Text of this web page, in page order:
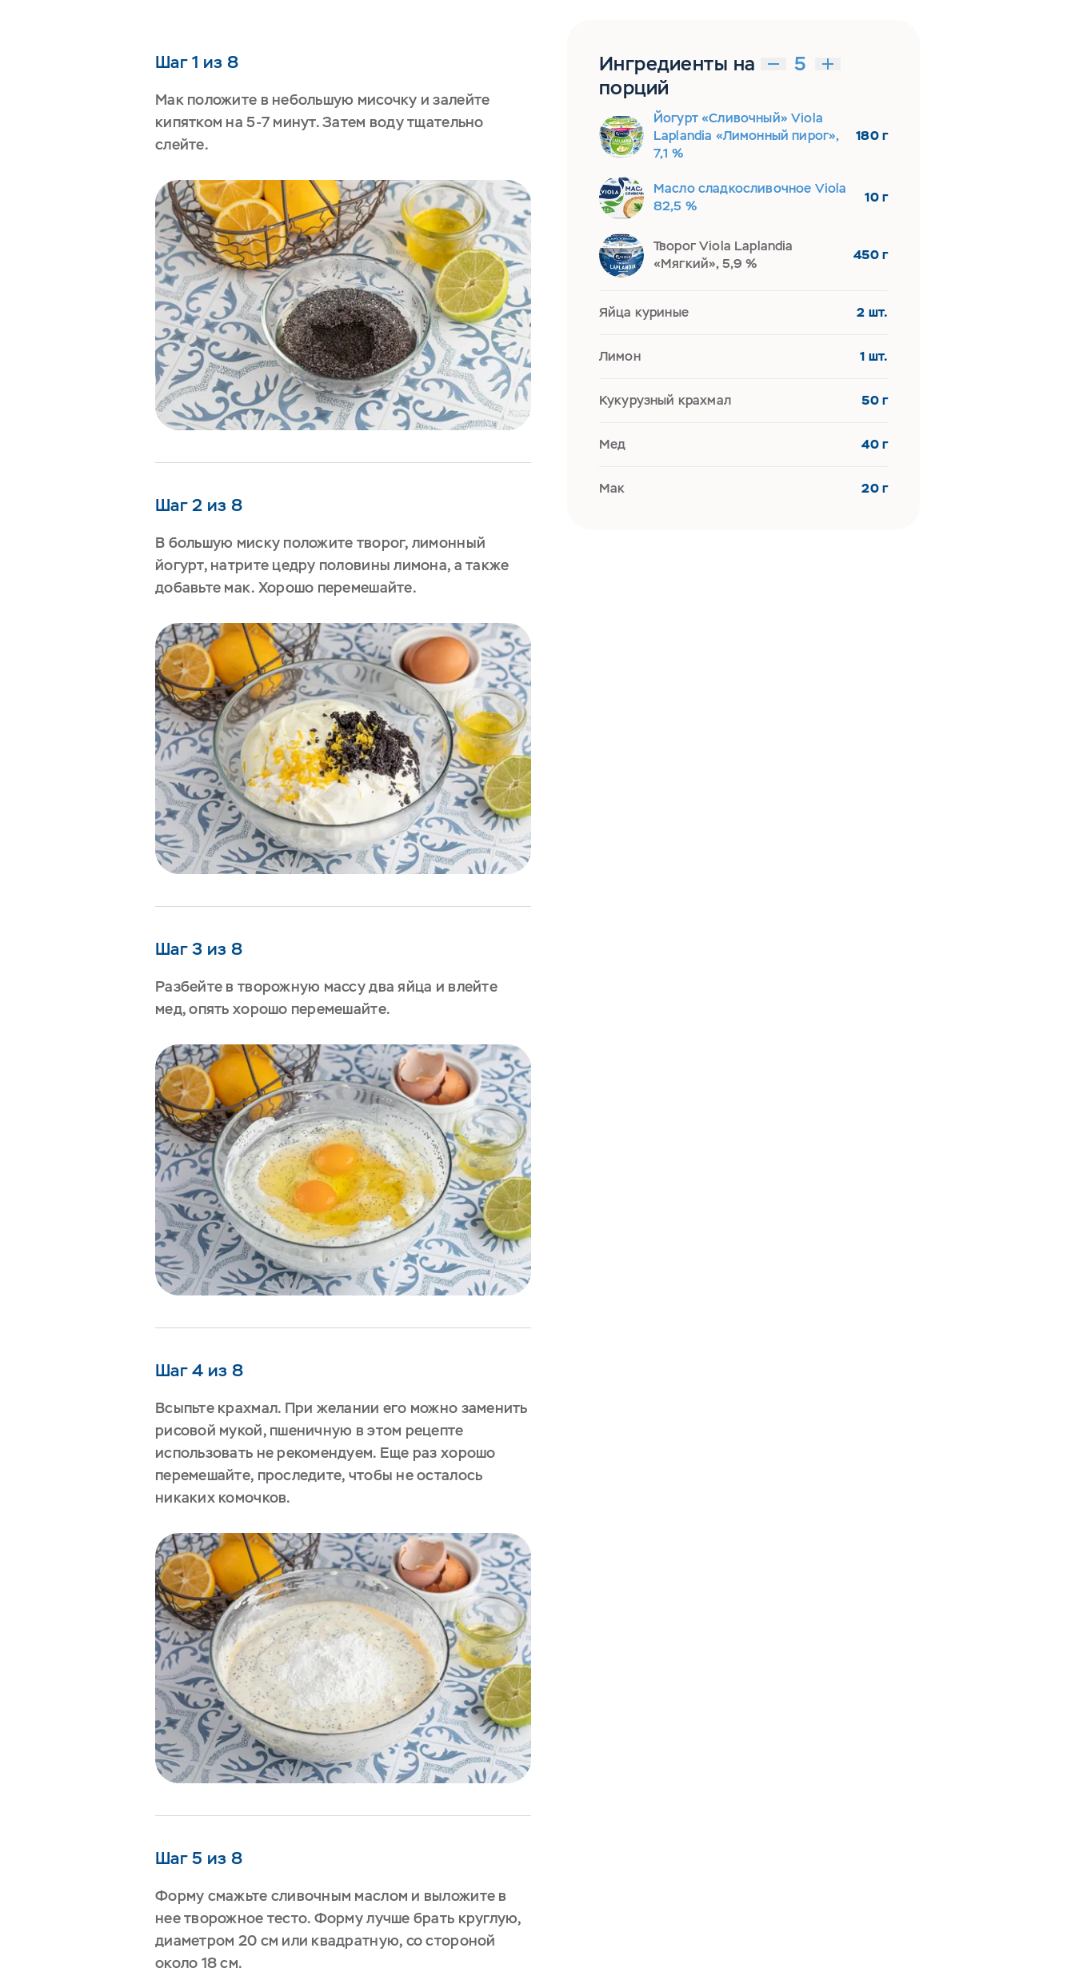
Шаг 1 из 8
Мак положите в небольшую мисочку и залейте
кипятком на 5-7 минут. Затем воду тщательно
слейте.
Шаг 2 из 8
В большую миску положите творог, лимонный
йогурт, натрите цедру половины лимона, а также
добавьте мак. Хорошо перемешайте.
Шаг 3 из 8
Разбейте в творожную массу два яйца и влейте
мед, опять хорошо перемешайте.
Шаг 4 из 8
Всыпьте крахмал. При желании его можно заменить
рисовой мукой, пшеничную в этом рецепте
использовать не рекомендуем. Еще раз хорошо
перемешайте, проследите, чтобы не осталось
никаких комочков.
Шаг 5 из 8
Форму смажьте сливочным маслом и выложите в
нее творожное тесто. Форму лучше брать круглую,
диаметром 20 см или квадратную, со стороной
около 18 см.
Ингредиенты на
порций
Йогурт «Сливочный» Viola
Laplandia «Лимонный пирог»,
7,1 %
180 г
Масло сладкосливочное Viola
82,5 %
10 г
Творог Viola Laplandia
«Мягкий», 5,9 %
450 г
Яйца куриные 2 шт.
Лимон 1 шт.
Кукурузный крахмал 50 г
Мед 40 г
Мак 20 г